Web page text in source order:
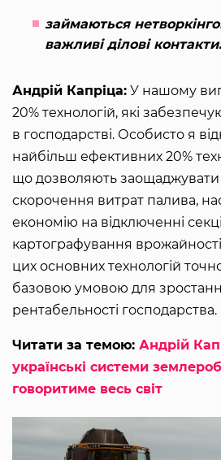
займаються
важливі ділові контакти.
Андрій Капріца: У нашому
20% технологій, які
в господарстві. Особисто я
найбільш ефективних 20%
що дозволяють
скорочення витрат палива,
економію на відключенні
картографування
цих основних технологій
базовою умовою для
рентабельності господарства.
Читати за темою: Андрій
українські системи
говоритиме весь світ